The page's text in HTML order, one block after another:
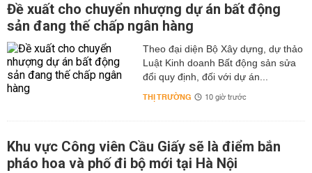
Đề xuất cho chuyển nhượng dự án bất động
sản đang thế chấp ngân hàng
Theo đại diện Bộ Xây dựng, dự thảo
Luật Kinh doanh Bất động sản sửa
đổi quy định, đối với dự án...
THỊ TRƯỜNG 10 giờ trước
Khu vực Công viên Cầu Giấy sẽ là điểm bắn
pháo hoa và phố đi bộ mới tại Hà Nội